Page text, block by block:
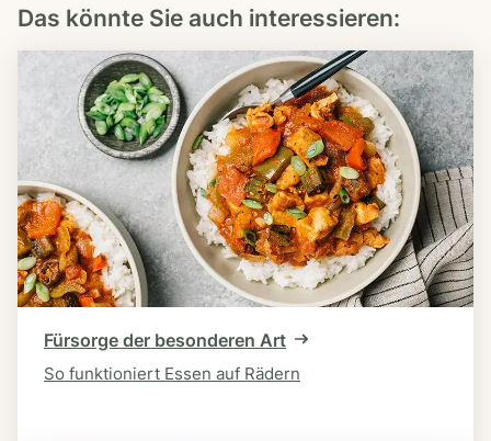
Das könnte Sie auch interessieren:
Fürsorge der besonderen Art
So funktioniert Essen auf Rädern